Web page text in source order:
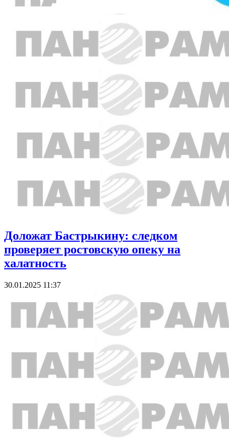
Доложат Бастрыкину: следком
проверяет ростовскую опеку на
халатность
30.01.2025 11:37